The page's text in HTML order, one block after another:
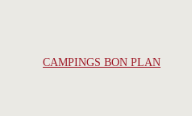
CAMPINGS BON PLAN